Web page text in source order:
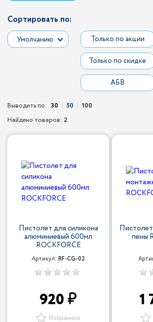
Сортировать по:
Умолчанию Только по акции
Только по скидке
АБВ
Выводить по: 30 50
100
Найдено товаров: 2
Пистолет для силикона
алюминиевый 600мл
ROCKFORCE
Артикул: RF-CG-02
920
Избранное
пены
1